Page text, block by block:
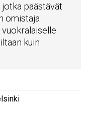
päästävät
omistaja
kuin